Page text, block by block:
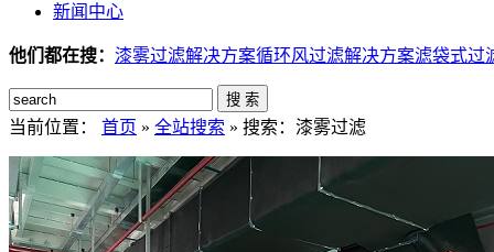
新闻中心
他们都在搜： 漆雾过滤解决方案循环风过滤解决方案滤袋式过
搜 索
当前位置： 首页 » 全站搜索 » 搜索：漆雾过滤